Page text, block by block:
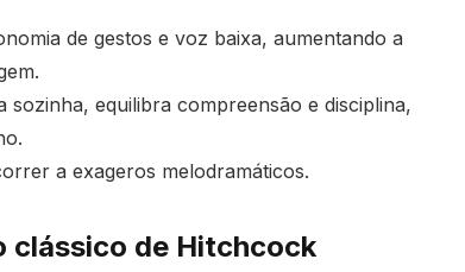
de gestos e voz baixa, aumentando a
equilibra compreensão e disciplina,
a exageros melodramáticos.
clássico de Hitchcock